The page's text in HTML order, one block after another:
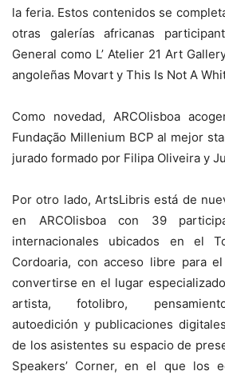
la feria. Estos contenidos se
otras galerías africanas
General como L’ Atelier 21 Art
angoleñas Movart y This Is Not A
Como novedad, ARCOlisboa
Fundação Millenium BCP al mejor
jurado formado por Filipa Oliveira y
Por otro lado, ArtsLibris está de
en ARCOlisboa con 39
internacionales ubicados en el
Cordoaria, con acceso libre para
convertirse en el lugar
artista, fotolibro,
autoedición y publicaciones
de los asistentes su espacio de
Speakers’ Corner, en el que los